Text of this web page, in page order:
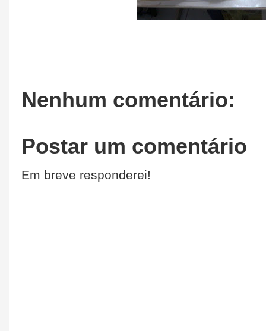
Nenhum comentário:
Postar um comentário
Em breve responderei!